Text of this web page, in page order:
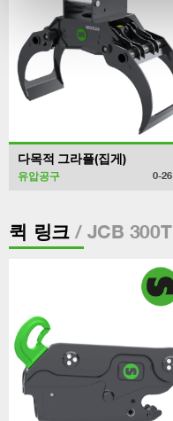
다목적 그라플(집게)
유압공구 0-26
퀵 링크 / JCB 300T